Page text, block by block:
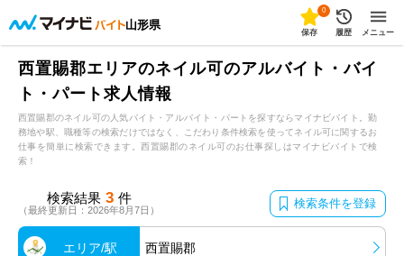
山形県
0
保存 履歴 メニュー
西置賜郡エリアのネイル可のアルバイト・バイ
ト・パート求人情報
西置賜郡のネイル可の人気バイト・アルバイト・パートを探すならマイナビバイト。勤
務地や駅、職種等の検索だけではなく、こだわり条件検索を使ってネイル可に関するお
仕事を簡単に検索できます。西置賜郡のネイル可のお仕事探しはマイナビバイトで検
索！
検索結果 3 件
（最終更新日：2026年8月7日） 検索条件を登録
エリア/駅 西置賜郡